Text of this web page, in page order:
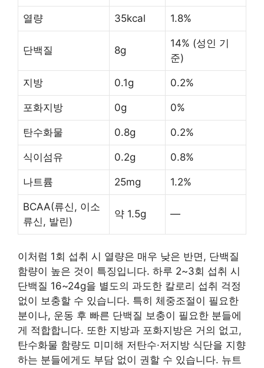
열량 35kcal 1.8%
단백질 8g
14% (성인 기
준)
지방 0.1g 0.2%
포화지방 0g 0%
탄수화물 0.8g 0.2%
식이섬유 0.2g 0.8%
나트륨 25mg 1.2%
BCAA(류신, 이소
류신, 발린)
약 1.5g —
이처럼 1회 섭취 시 열량은 매우 낮은 반면, 단백질
함량이 높은 것이 특징입니다. 하루 2~3회 섭취 시
단백질 16~24g을 별도의 과도한 칼로리 섭취 걱정
없이 보충할 수 있습니다. 특히 체중조절이 필요한
분이나, 운동 후 빠른 단백질 보충이 필요한 분들에
게 적합합니다. 또한 지방과 포화지방은 거의 없고,
탄수화물 함량도 미미해 저탄수·저지방 식단을 지향
하는 분들에게도 부담 없이 권할 수 있습니다. 뉴트